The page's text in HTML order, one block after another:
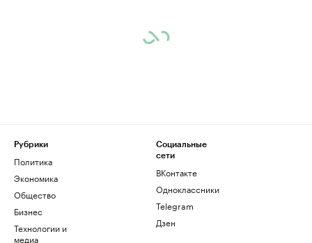
Рубрики
Политика
Экономика
Общество
Бизнес
Технологии и
медиа
Социальные
сети
ВКонтакте
Одноклассники
Telegram
Дзен